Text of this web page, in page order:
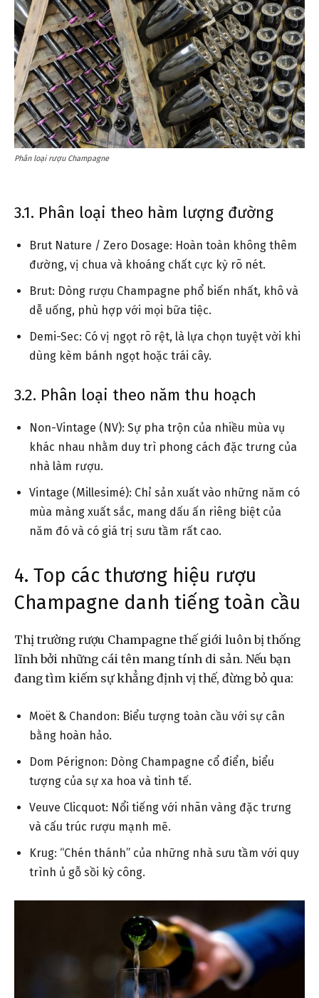
Phân loại rượu Champagne
3.1. Phân loại theo hàm lượng đường
Brut Nature / Zero Dosage: Hoàn toàn không thêm
đường, vị chua và khoáng chất cực kỳ rõ nét.
Brut: Dòng rượu Champagne phổ biến nhất, khô và
dễ uống, phù hợp với mọi bữa tiệc.
Demi-Sec: Có vị ngọt rõ rệt, là lựa chọn tuyệt vời khi
dùng kèm bánh ngọt hoặc trái cây.
3.2. Phân loại theo năm thu hoạch
Non-Vintage (NV): Sự pha trộn của nhiều mùa vụ
khác nhau nhằm duy trì phong cách đặc trưng của
nhà làm rượu.
Vintage (Millesimé): Chỉ sản xuất vào những năm có
mùa màng xuất sắc, mang dấu ấn riêng biệt của
năm đó và có giá trị sưu tầm rất cao.
4. Top các thương hiệu rượu
Champagne danh tiếng toàn cầu
Thị trường rượu Champagne thế giới luôn bị thống
lĩnh bởi những cái tên mang tính di sản. Nếu bạn
đang tìm kiếm sự khẳng định vị thế, đừng bỏ qua:
Moët & Chandon: Biểu tượng toàn cầu với sự cân
bằng hoàn hảo.
Dom Pérignon: Dòng Champagne cổ điển, biểu
tượng của sự xa hoa và tinh tế.
Veuve Clicquot: Nổi tiếng với nhãn vàng đặc trưng
và cấu trúc rượu mạnh mẽ.
Krug: “Chén thánh” của những nhà sưu tầm với quy
trình ủ gỗ sồi kỳ công.